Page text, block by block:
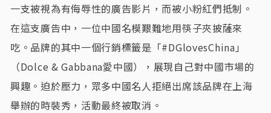
一支被視為有侮辱性的廣告影片，而被小粉紅們抵制。
在這支廣告中，一位中國名模艱難地用筷子夾披薩來
吃。品牌的其中一個行銷標籤是「#DGlovesChina」
（Dolce & Gabbana愛中國），展現自己對中國市場的
興趣。迫於壓力，眾多中國名人拒絕出席該品牌在上海
舉辦的時裝秀，活動最終被取消。